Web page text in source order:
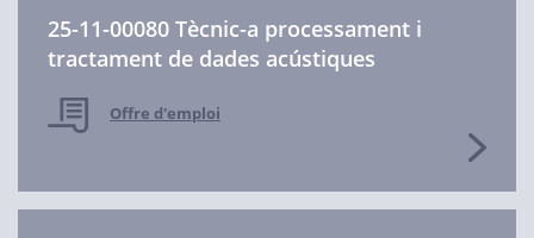
25-11-00080 Tècnic-a processament i
tractament de dades acústiques
Offre d'emploi